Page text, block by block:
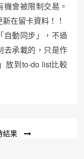
會被限制交易。
在留卡資料！！
自動同步」，不過
去承載的，只是作
放到to-do list比較
結果